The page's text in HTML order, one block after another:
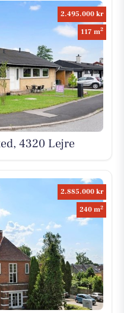
2.495.000 kr
117 m2
4320 Lejre
2.885.000 kr
240 m2